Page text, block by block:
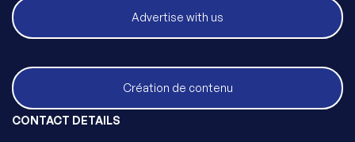
Advertise with us
Création de contenu
CONTACT DETAILS